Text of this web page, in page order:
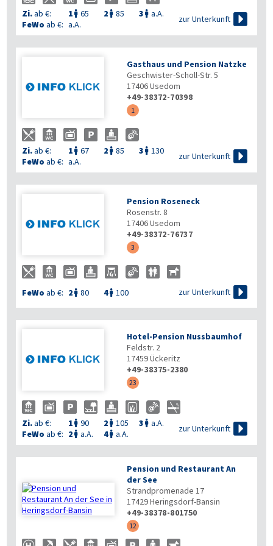
Zi.ab €: 1  65 2  85 3  a.A.
FeWo ab €: a.A.
zur Unterkunft 
Gasthaus und Pension Natzke
Geschwister-Scholl-Str. 5
17406Usedom
+49-38372-70398
1
Zi.ab €: 1  67 2  85 3  130
FeWo ab €: a.A.
zur Unterkunft 
Pension Roseneck
Rosenstr. 8
17406Usedom
+49-38372-76737
3
FeWo ab €: 2  80 4 100 zur Unterkunft 
Hotel-Pension Nussbaumhof
Feldstr. 2
17459Ückeritz
+49-38375-2380
23
Zi.ab €: 1  90 2  105 3  a.A.
FeWo ab €: 2  a.A. 4 a.A.
zur Unterkunft 
Pension und Restaurant An
der See
Strandpromenade 17
17429Heringsdorf-Bansin
+49-38378-801750
12